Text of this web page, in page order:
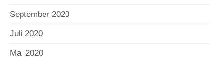
September 2020
Juli 2020
Mai 2020